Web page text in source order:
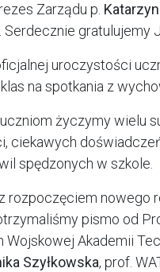
Zarządu p.
. Serdecznie gratulujemy
uroczystości
na spotkania z
życzymy wielu
ciekawych
spędzonych w szkole.
rozpoczęciem nowego
pismo od
Wojskowej Akademii
Szyłkowska, prof.